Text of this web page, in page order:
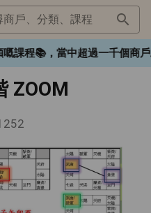
商戶、分類、課程
📚，當中超過一千個商戶/
ZOOM